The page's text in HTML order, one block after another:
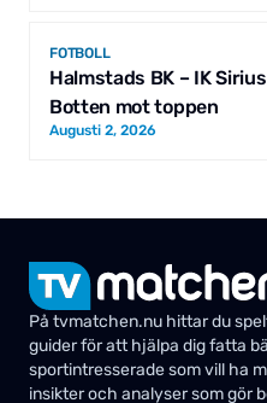
FOTBOLL
Halmstads BK – IK
Botten mot toppen
Augusti 2, 2026
På tvmatchen.nu hittar du
guider för att hjälpa dig fatta
sportintresserade som vill ha
insikter och analyser som gör